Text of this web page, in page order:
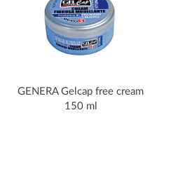
GENERA Gelcap free cream
150 ml